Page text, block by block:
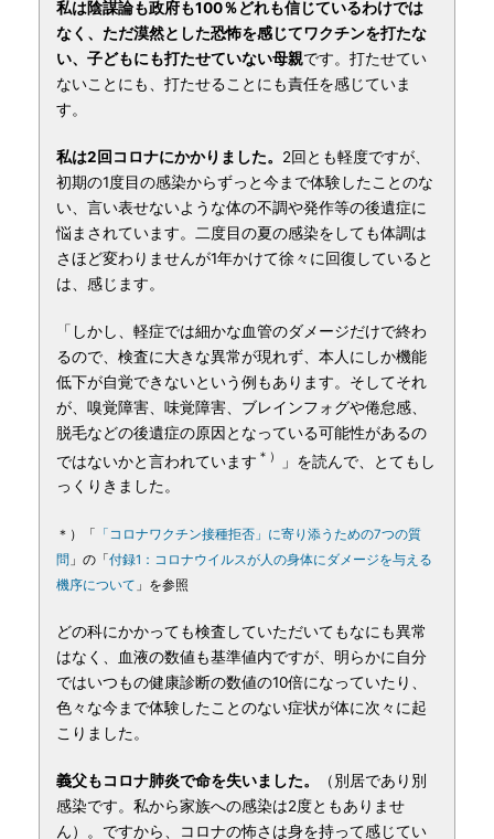
私は陰謀論も政府も100％どれも信じているわけでは
なく、ただ漠然とした恐怖を感じてワクチンを打たな
い、子どもにも打たせていない母親です。打たせてい
ないことにも、打たせることにも責任を感じていま
す。
私は2回コロナにかかりました。 2回とも軽度ですが、
初期の1度目の感染からずっと今まで体験したことのな
い、言い表せないような体の不調や発作等の後遺症に
悩まされています。二度目の夏の感染をしても体調は
さほど変わりませんが1年かけて徐々に回復していると
は、感じます。
「しかし、軽症では細かな血管のダメージだけで終わ
るので、検査に大きな異常が現れず、本人にしか機能
低下が自覚できないという例もあります。そしてそれ
が、嗅覚障害、味覚障害、ブレインフォグや倦怠感、
脱毛などの後遺症の原因となっている可能性があるの
ではないかと言われています ＊）
」を読んで、とてもし
っくりきました。
＊）「
「コロナワクチン接種拒否」に寄り添うための7つの質
問 」の「 付録1：コロナウイルスが人の身体にダメージを与える
機序について 」を参照
どの科にかかっても検査していただいてもなにも異常
はなく、血液の数値も基準値内ですが、明らかに自分
ではいつもの健康診断の数値の10倍になっていたり、
色々な今まで体験したことのない症状が体に次々に起
こりました。
義父もコロナ肺炎で命を失いました。
（別居であり別
感染です。私から家族への感染は2度ともありませ
ん）。ですから、コロナの怖さは身を持って感じてい